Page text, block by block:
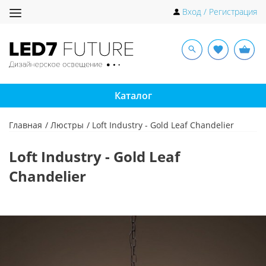
Toggle
Вход / Регистрация
Каталог
Главная Люстры Loft Industry - Gold Leaf Chandelier
Loft Industry - Gold Leaf
Chandelier